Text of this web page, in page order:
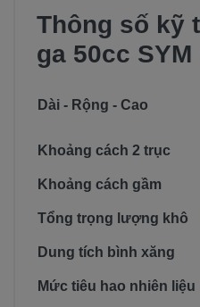
Thông số kỹ
ga 50cc SYM
Dài - Rộng - Cao
Khoảng cách 2 trục
Khoảng cách gầm
Tổng trọng lượng khô
Dung tích bình xăng
Mức tiêu hao nhiên liệu